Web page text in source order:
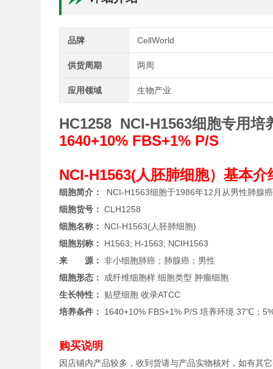
品牌 CellWorld
供货周期 两周
应用领域 生物产业
HC1258 NCI-H1563细胞专用培
1640+10% FBS+1% P/S
NCI-H1563(人胚肺细胞）基本
细胞简介：
NCI-H1563细胞于1986年12月从男性肺腺
细胞货号： CLH1258
细胞名称：
NCI-H1563(人胚肺细胞)
细胞别称： H1563; H-1563; NCIH1563
来 源： 非小细胞肺癌；肺腺癌；男性
细胞形态：
成纤维细胞样 细胞类型 肿瘤细胞
生长特性：
贴壁细胞 收录ATCC
培养条件：
1640+10% FBS+1% P/S 培养环境 37℃；
购买说明
因店铺内产品较多，收到货请与产品实物核对，如有其